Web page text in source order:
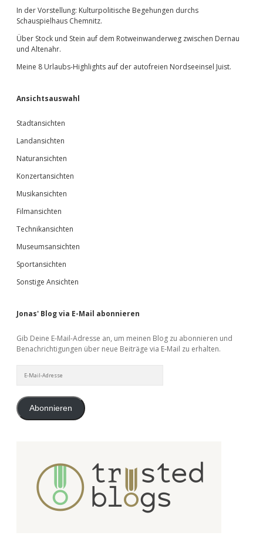
In der Vorstellung: Kulturpolitische Begehungen durchs
Schauspielhaus Chemnitz.
Über Stock und Stein auf dem Rotweinwanderweg zwischen Dernau
und Altenahr.
Meine 8 Urlaubs-Highlights auf der autofreien Nordseeinsel Juist.
Ansichtsauswahl
Stadtansichten
Landansichten
Naturansichten
Konzertansichten
Musikansichten
Filmansichten
Technikansichten
Museumsansichten
Sportansichten
Sonstige Ansichten
Jonas' Blog via E-Mail abonnieren
Gib Deine E-Mail-Adresse an, um meinen Blog zu abonnieren und
Benachrichtigungen über neue Beiträge via E-Mail zu erhalten.
Mail-
Abonnieren